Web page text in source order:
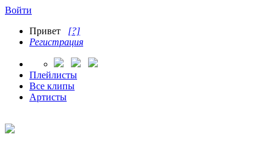
Войти
Привет [?]
Регистрация
Плейлисты
Все клипы
Артисты